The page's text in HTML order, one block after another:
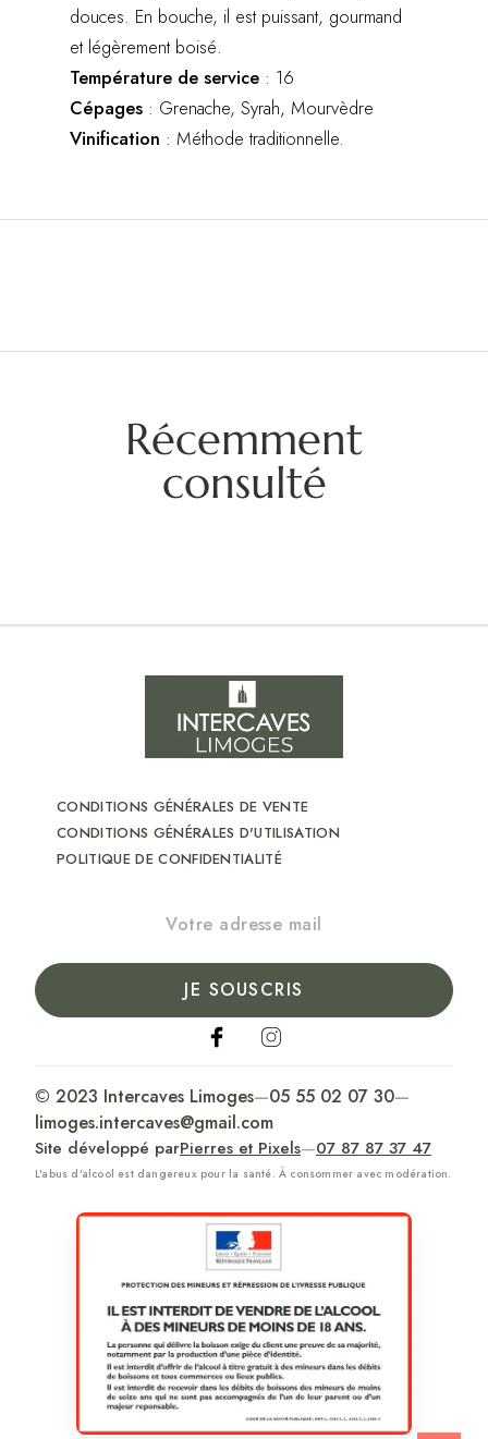
douces. En bouche, il est puissant, gourmand
et légèrement boisé.
Température de service : 16
Cépages : Grenache, Syrah, Mourvèdre
Vinification : Méthode traditionnelle.
Récemment
consulté
CONDITIONS GÉNÉRALES DE VENTE
CONDITIONS GÉNÉRALES D'UTILISATION
POLITIQUE DE CONFIDENTIALITÉ
JE SOUSCRIS
© 2023 Intercaves Limoges—05 55 02 07 30—
limoges.intercaves@gmail.com
Site développé parPierres et Pixels—07 87 87 37 47
L'abus d'alcool est dangereux pour la santé. À consommer avec modération.